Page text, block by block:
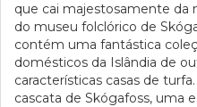
que cai majestosamente da
do museu folclórico de
contém uma fantástica
domésticos da Islândia de
características casas de
cascata de Skógafoss, uma